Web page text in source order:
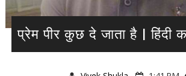
प्रेम पीर कुछ दे जाता है | हिंदी